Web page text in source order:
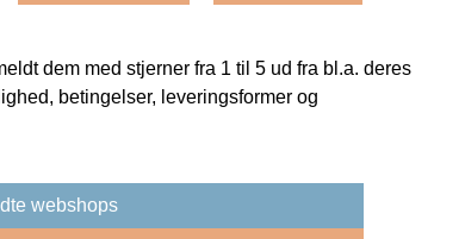
dem med stjerner fra 1 til 5 ud fra bl.a. deres
betingelser, leveringsformer og
webshops